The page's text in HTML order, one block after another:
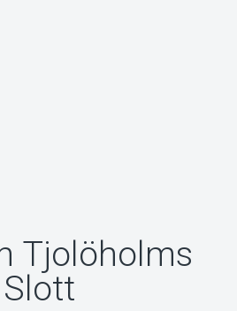
Tjolöholms
Slott